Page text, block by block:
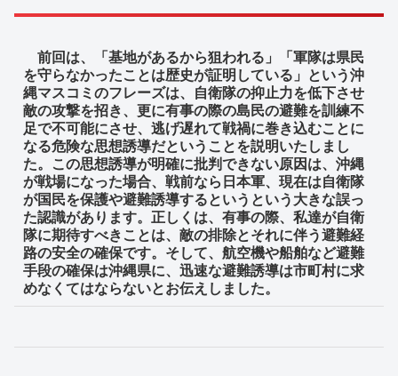
前回は、「基地があるから狙われる」「軍隊は県民
を守らなかったことは歴史が証明している」という沖
縄マスコミのフレーズは、自衛隊の抑止力を低下させ
敵の攻撃を招き、更に有事の際の島民の避難を訓練不
足で不可能にさせ、逃げ遅れて戦禍に巻き込むことに
なる危険な思想誘導だということを説明いたしまし
た。この思想誘導が明確に批判できない原因は、沖縄
が戦場になった場合、戦前なら日本軍、現在は自衛隊
が国民を保護や避難誘導するというという大きな誤っ
た認識があります。正しくは、有事の際、私達が自衛
隊に期待すべきことは、敵の排除とそれに伴う避難経
路の安全の確保です。そして、航空機や船舶など避難
手段の確保は沖縄県に、迅速な避難誘導は市町村に求
めなくてはならないとお伝えしました。